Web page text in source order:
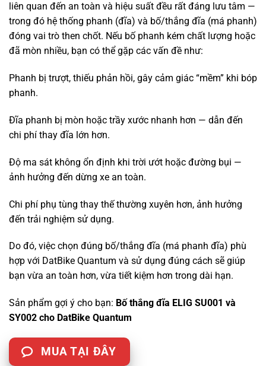
liên quan đến an toàn và hiệu suất đều rất đáng lưu tâm —
trong đó hệ thống phanh (đĩa) và bố/thắng đĩa (má phanh)
đóng vai trò then chốt. Nếu bố phanh kém chất lượng hoặc
đã mòn nhiều, bạn có thể gặp các vấn đề như:
Phanh bị trượt, thiếu phản hồi, gây cảm giác “mềm” khi bóp
phanh.
Đĩa phanh bị mòn hoặc trầy xước nhanh hơn — dẫn đến
chi phí thay đĩa lớn hơn.
Độ ma sát không ổn định khi trời ướt hoặc đường bụi —
ảnh hưởng đến dừng xe an toàn.
Chi phí phụ tùng thay thế thường xuyên hơn, ảnh hưởng
đến trải nghiệm sử dụng.
Do đó, việc chọn đúng bố/thắng đĩa (má phanh đĩa) phù
hợp với DatBike Quantum và sử dụng đúng cách sẽ giúp
bạn vừa an toàn hơn, vừa tiết kiệm hơn trong dài hạn.
Sản phẩm gợi ý cho bạn: Bố thắng đĩa ELIG SU001 và
SY002 cho DatBike Quantum
MUA TẠI ĐÂY